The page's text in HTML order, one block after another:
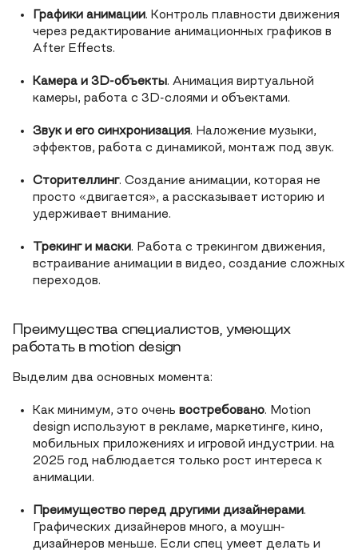
Графики анимации. Контроль плавности движения
через редактирование анимационных графиков в
After Effects.
Камера и 3D-объекты. Анимация виртуальной
камеры, работа с 3D-слоями и объектами.
Звук и его синхронизация. Наложение музыки,
эффектов, работа с динамикой, монтаж под звук.
Сторителлинг. Создание анимации, которая не
просто «двигается», а рассказывает историю и
удерживает внимание.
Трекинг и маски. Работа с трекингом движения,
встраивание анимации в видео, создание сложных
переходов.
Преимущества специалистов, умеющих
работать в motion design
Выделим два основных момента:
Как минимум, это очень востребовано. Motion
design используют в рекламе, маркетинге, кино,
мобильных приложениях и игровой индустрии. на
2025 год наблюдается только рост интереса к
анимации.
Преимущество перед другими дизайнерами.
Графических дизайнеров много, а моушн-
дизайнеров меньше. Если спец умеет делать и